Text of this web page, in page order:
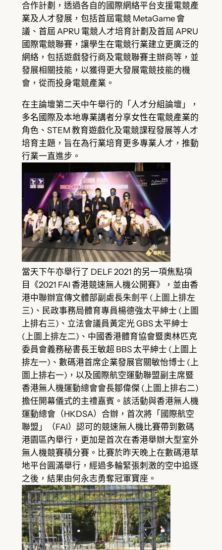
合作計劃，透過各自的國際網絡平台支援電競產
業及人才發展，包括首屆電競 MetaGame 會
議、首屆 APRU 電競人才培育計劃及首屆 APRU
國際電競聯賽，讓學生在電競行業建立更廣泛的
網絡，包括遊戲發行商及電競聯賽主辦商等，並
發展相關技能，以獲得更大發展電競技能的機
會，從而投身電競產業。
在主論壇第二天中午舉行的「人才分組論壇」，
多名國際及本地專業講者分享女性在電競產業的
角色、STEM 教育遊戲化及電競課程發展等人才
培育主題，旨在為行業培育更多專業人才，推動
行業一直進步。
當天下午亦舉行了 DELF 2021 的另一項焦點項
目《2021 FAI 香港競速無人機公開賽》，並由香
港中聯辦宣傳文體部副處長朱劍平 (上圖上排左
三)、民政事務局體育專員楊德強太平紳士 (上圖
上排右三)、立法會議員黃定光 GBS 太平紳士
(上圖上排左二)、中國香港體育協會暨奧林匹克
委員會義務秘書長王敏超 BBS 太平紳士 (上圖上
排左一)、數碼港首席企業發展官關敏怡博士 (上
圖上排右一)，以及國際航空運動聯盟副主席暨
香港無人機運動總會會長鄒偉傑 (上圖上排右二)
擔任開幕儀式的主禮嘉賓。該活動與香港無人機
運動總會（HKDSA）合辦，首次將「國際航空
聯盟」（FAI）認可的競速無人機比賽帶到數碼
港園區內舉行，更加是首次在香港舉辦大型室外
無人機競賽積分賽。比賽於昨天晚上在數碼港草
地平台圓滿舉行，經過多輪緊張刺激的空中追逐
之後，結果由何永志勇奪冠軍寶座。